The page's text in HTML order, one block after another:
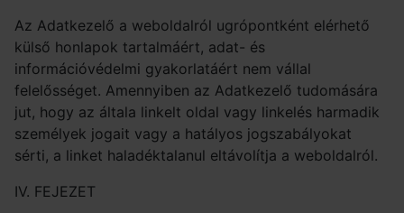
Az Adatkezelő a weboldalról ugrópontként elérhető
külső honlapok tartalmáért, adat- és
információvédelmi gyakorlatáért nem vállal
felelősséget. Amennyiben az Adatkezelő tudomására
jut, hogy az általa linkelt oldal vagy linkelés harmadik
személyek jogait vagy a hatályos jogszabályokat
sérti, a linket haladéktalanul eltávolítja a weboldalról.
IV. FEJEZET